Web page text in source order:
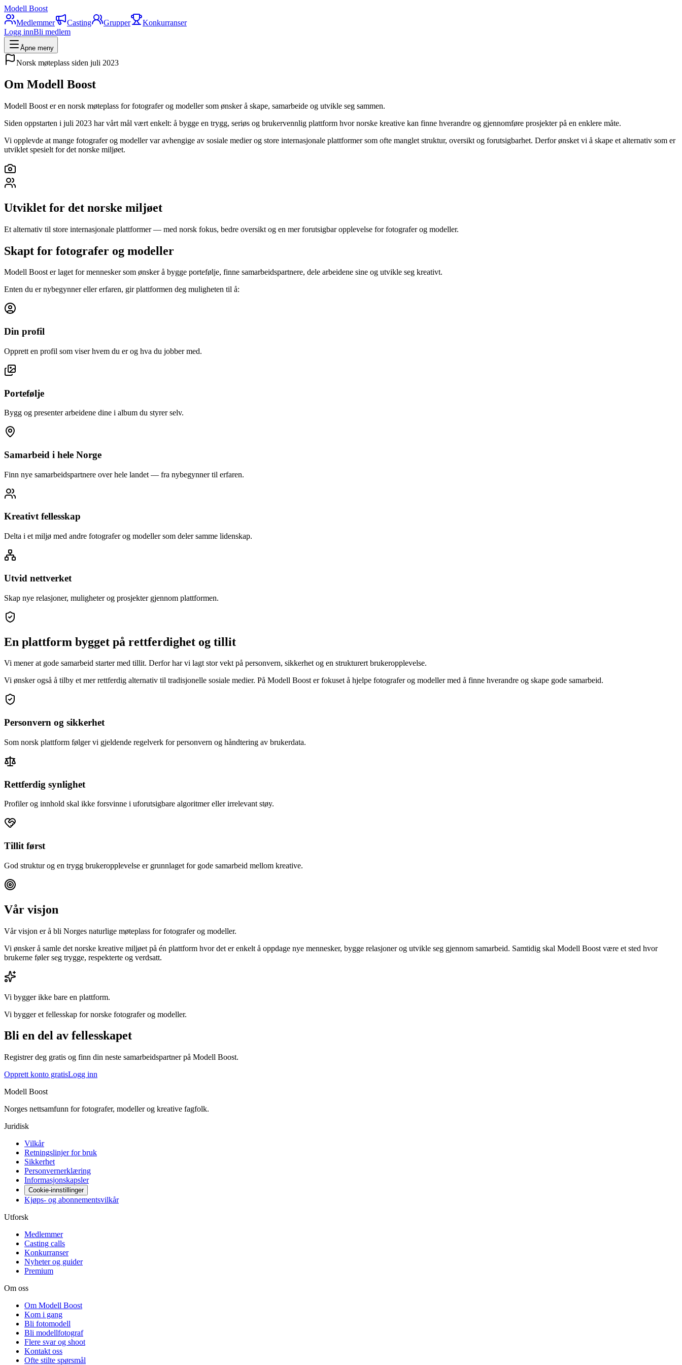
Modell Boost
Medlemmer
Casting Grupper
Konkurranser
Logg innBli medlem
Åpne meny
Norsk møteplass siden juli 2023
Om Modell Boost
Modell Boost er en norsk møteplass for fotografer og modeller som ønsker å skape, samarbeide og utvikle seg sammen.
Siden oppstarten i juli 2023 har vårt mål vært enkelt: å bygge en trygg, seriøs og brukervennlig plattform hvor norske kreative kan finne hverandre og gjennomføre prosjekter på en enklere måte.
Vi opplevde at mange fotografer og modeller var avhengige av sosiale medier og store internasjonale plattformer som ofte manglet struktur, oversikt og forutsigbarhet. Derfor ønsket vi å skape et alternativ som er
utviklet spesielt for det norske miljøet.
Utviklet for det norske miljøet
Et alternativ til store internasjonale plattformer — med norsk fokus, bedre oversikt og en mer forutsigbar opplevelse for fotografer og modeller.
Skapt for fotografer og modeller
Modell Boost er laget for mennesker som ønsker å bygge portefølje, finne samarbeidspartnere, dele arbeidene sine og utvikle seg kreativt.
Enten du er nybegynner eller erfaren, gir plattformen deg muligheten til å:
Din profil
Opprett en profil som viser hvem du er og hva du jobber med.
Portefølje
Bygg og presenter arbeidene dine i album du styrer selv.
Samarbeid i hele Norge
Finn nye samarbeidspartnere over hele landet — fra nybegynner til erfaren.
Kreativt fellesskap
Delta i et miljø med andre fotografer og modeller som deler samme lidenskap.
Utvid nettverket
Skap nye relasjoner, muligheter og prosjekter gjennom plattformen.
En plattform bygget på rettferdighet og tillit
Vi mener at gode samarbeid starter med tillit. Derfor har vi lagt stor vekt på personvern, sikkerhet og en strukturert brukeropplevelse.
Vi ønsker også å tilby et mer rettferdig alternativ til tradisjonelle sosiale medier. På Modell Boost er fokuset å hjelpe fotografer og modeller med å finne hverandre og skape gode samarbeid.
Personvern og sikkerhet
Som norsk plattform følger vi gjeldende regelverk for personvern og håndtering av brukerdata.
Rettferdig synlighet
Profiler og innhold skal ikke forsvinne i uforutsigbare algoritmer eller irrelevant støy.
Tillit først
God struktur og en trygg brukeropplevelse er grunnlaget for gode samarbeid mellom kreative.
Vår visjon
Vår visjon er å bli Norges naturlige møteplass for fotografer og modeller.
Vi ønsker å samle det norske kreative miljøet på én plattform hvor det er enkelt å oppdage nye mennesker, bygge relasjoner og utvikle seg gjennom samarbeid. Samtidig skal Modell Boost være et sted hvor
brukerne føler seg trygge, respekterte og verdsatt.
Vi bygger ikke bare en plattform.
Vi bygger et fellesskap for norske fotografer og modeller.
Bli en del av fellesskapet
Registrer deg gratis og finn din neste samarbeidspartner på Modell Boost.
Opprett konto gratisLogg inn
Modell Boost
Norges nettsamfunn for fotografer, modeller og kreative fagfolk.
Juridisk
Vilkår
Retningslinjer for bruk
Sikkerhet
Personvernerklæring
Informasjonskapsler
Cookie-innstillinger
Kjøps- og abonnementsvilkår
Utforsk
Medlemmer
Casting calls
Konkurranser
Nyheter og guider
Premium
Om oss
Om Modell Boost
Kom i gang
Bli fotomodell
Bli modellfotograf
Flere svar og shoot
Kontakt oss
Ofte stilte spørsmål